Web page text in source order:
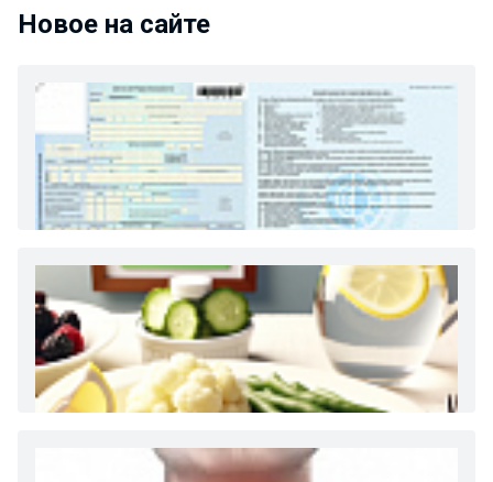
Новое на сайте
Как и сколько денег можно получить по